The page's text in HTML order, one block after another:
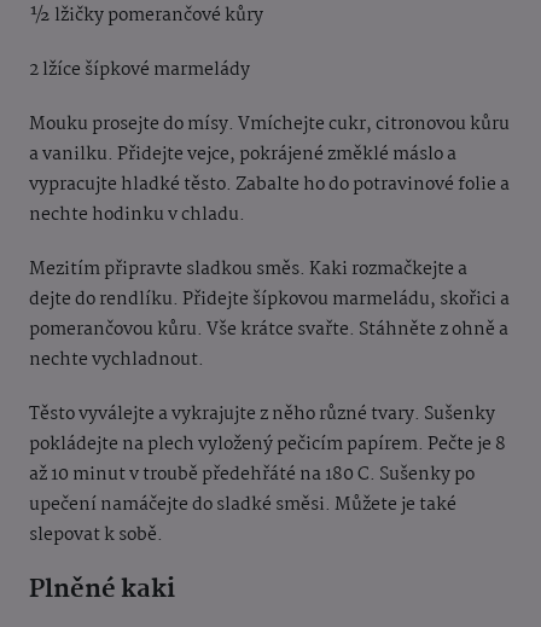
½ lžičky pomerančové kůry
2 lžíce šípkové marmelády
Mouku prosejte do mísy. Vmíchejte cukr, citronovou kůru
a vanilku. Přidejte vejce, pokrájenézměklé máslo a
vypracujte hladké těsto. Zabalte ho do potravinové folie a
nechte hodinkuv chladu.
Mezitím připravte sladkou směs. Kaki rozmačkejte a
dejte do rendlíku. Přidejte šípkovou marmeládu, skořici a
pomerančovou kůru. Vše krátce svařte. Stáhněte z ohně a
nechtevychladnout.
Těsto vyválejte a vykrajujte z něho různé tvary. Sušenky
pokládejte na plech vyložený pečicím papírem. Pečte je 8
až 10 minut v troubě předehřáté na 180 C. Sušenky po
upečenínamáčejte do sladké směsi. Můžete je také
slepovat k sobě.
Plněné kaki